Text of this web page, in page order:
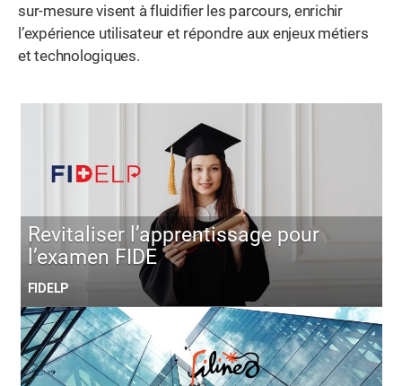
sur-mesure visent à fluidifier les parcours, enrichir
l’expérience utilisateur et répondre aux enjeux métiers
et technologiques.
Revitaliser l’apprentissage pour
l’examen FIDE
FIDELP